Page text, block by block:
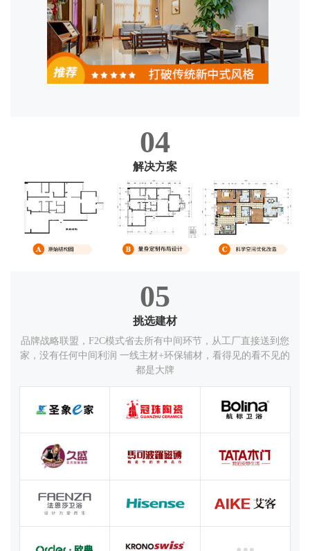
04
解决方案
05
挑选建材
品牌战略联盟，F2C模式省去所有中间环节，从工厂直接送到您
家，没有任何中间利润 一线主材+环保辅材，看得见的看不见的
都是大牌